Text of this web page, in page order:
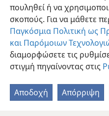
πουληθεί ή να
σκοπούς. Για να μάθετε
Παγκόσμια Πολιτική ως
και Παρόμοιων
διαμορφώσετε τις
στιγμή πηγαίνοντας στις
Αποδοχή Απόρριψη
Copyright © 2026 Watch Tower
Όροι Χρήσης Πολιτική